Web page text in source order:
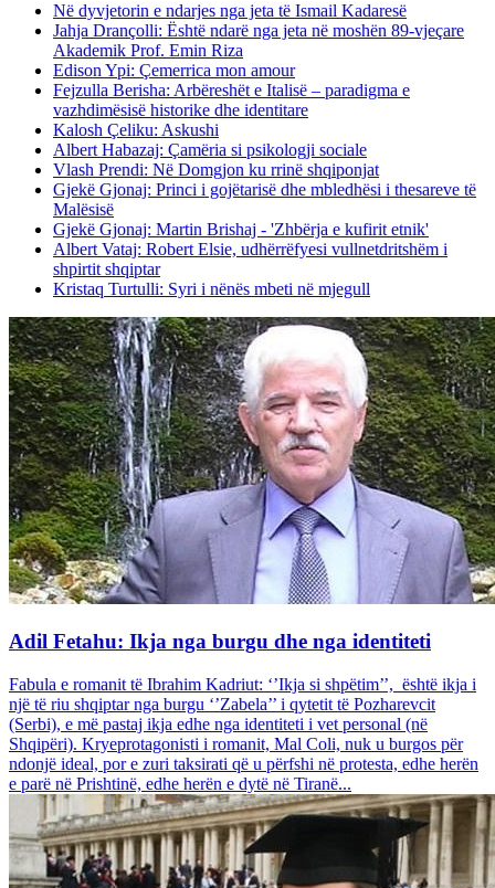
Në dyvjetorin e ndarjes nga jeta të Ismail Kadaresë
Jahja Drançolli: Është ndarë nga jeta në moshën 89-vjeçare
Akademik Prof. Emin Riza
Edison Ypi: Çemerrica mon amour
Fejzulla Berisha: Arbëreshët e Italisë – paradigma e
vazhdimësisë historike dhe identitare
Kalosh Çeliku: Askushi
Albert Habazaj: Çamëria si psikologji sociale
Vlash Prendi: Në Domgjon ku rrinë shqiponjat
Gjekë Gjonaj: Princi i gojëtarisë dhe mbledhësi i thesareve të
Malësisë
Gjekë Gjonaj: Martin Brishaj - 'Zhbërja e kufirit etnik'
Albert Vataj: Robert Elsie, udhërrëfyesi vullnetdritshëm i
shpirtit shqiptar
Kristaq Turtulli: Syri i nënës mbeti në mjegull
Adil Fetahu: Ikja nga burgu dhe nga identiteti
Fabula e romanit të Ibrahim Kadriut: ‘’Ikja si shpëtim’’, është ikja i
një të riu shqiptar nga burgu ‘’Zabela’’ i qytetit të Pozharevcit
(Serbi), e më pastaj ikja edhe nga identiteti i vet personal (në
Shqipëri). Kryeprotagonisti i romanit, Mal Coli, nuk u burgos për
ndonjë ideal, por e zuri taksirati që u përfshi në protesta, edhe herën
e parë në Prishtinë, edhe herën e dytë në Tiranë...